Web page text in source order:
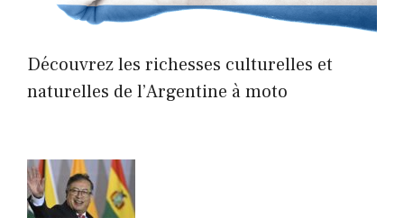
Découvrez les richesses culturelles et
naturelles de l’Argentine à moto